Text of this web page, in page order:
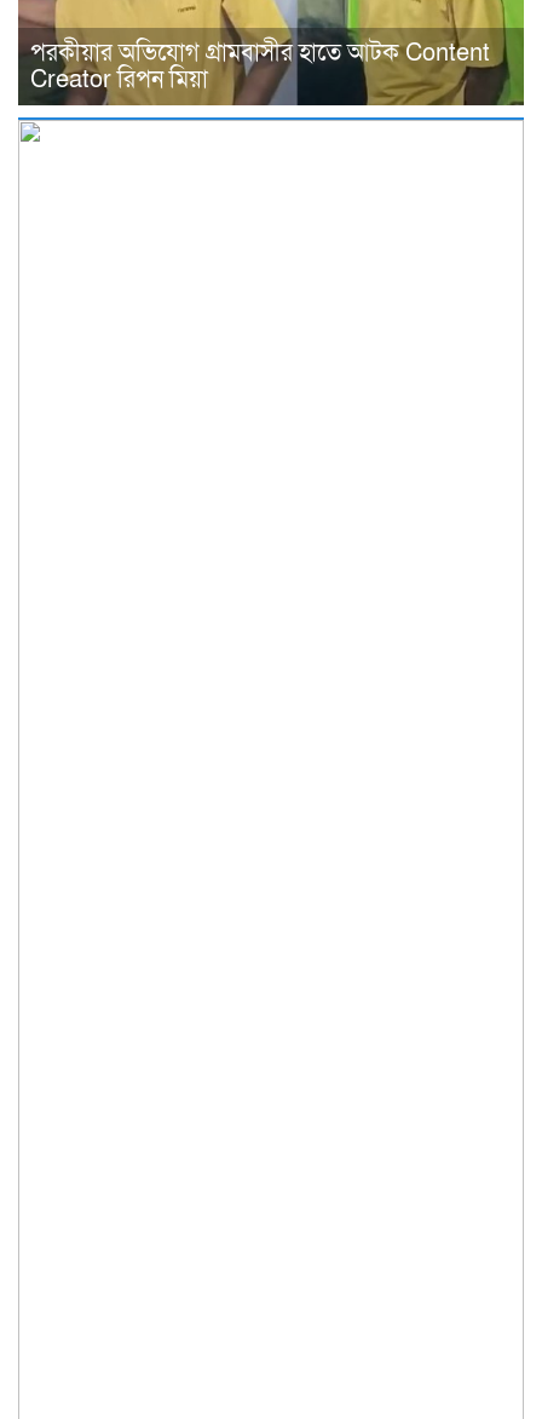
পরকীয়ার অভিযোগ গ্রামবাসীর হাতে আটক Content
Creator রিপন মিয়া